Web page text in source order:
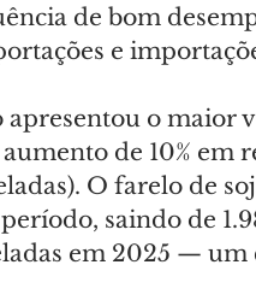
de bom
e
apresentou o maior
de 10% em
O farelo de
saindo de
em 2025 — um